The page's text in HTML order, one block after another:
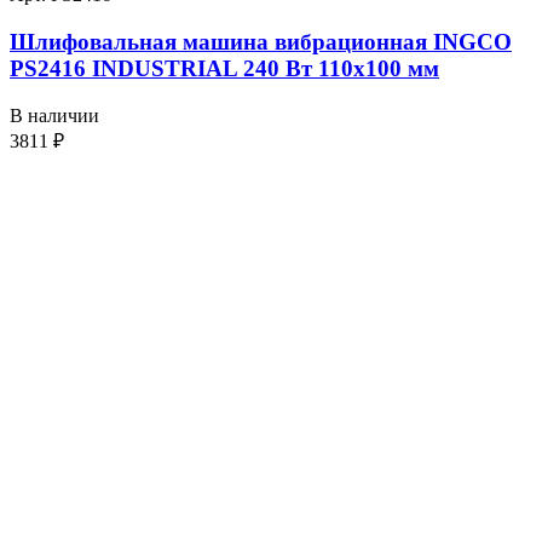
Шлифовальная машина вибрационная INGCO
PS2416 INDUSTRIAL 240 Вт 110х100 мм
В наличии
3811 ₽